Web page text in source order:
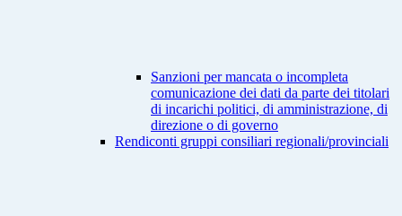
Sanzioni per mancata o incompleta
comunicazione dei dati da parte dei titolari
di incarichi politici, di amministrazione, di
direzione o di governo
Rendiconti gruppi consiliari regionali/provinciali